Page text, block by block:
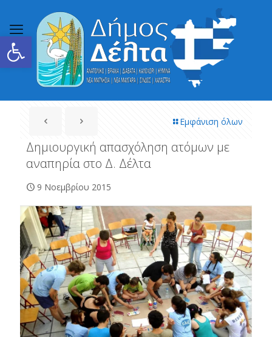
Ανοίξτε τη γραμμή εργαλείων
Εμφάνιση όλων
Δημιουργική απασχόληση ατόμων με
αναπηρία στο Δ. Δέλτα
9 Νοεμβρίου 2015